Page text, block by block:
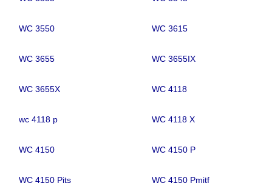
WC 3550 WC 3615
WC 3655 WC 3655IX
WC 3655X WC 4118
wc 4118 p WC 4118 X
WC 4150 WC 4150 P
WC 4150 Pits WC 4150 Pmitf